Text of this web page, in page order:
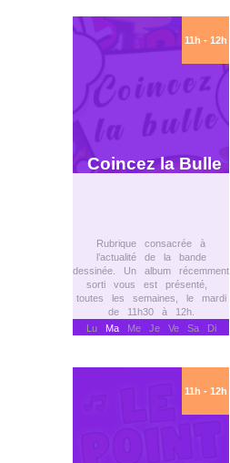
11h - 12h
Coincez la Bulle
Rubrique consacrée à
l’actualité de la bande
dessinée. Un album récemment
sorti vous est présenté,
toutes les semaines, le mardi
de 11h30 à 12h.
Lu
MaMe Je Ve Sa Di
11h - 12h